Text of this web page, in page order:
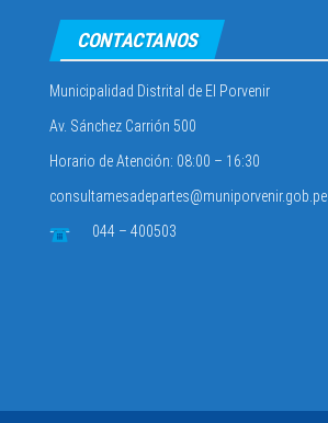
CONTACTANOS
Municipalidad Distrital de El Porvenir
Av. Sánchez Carrión 500
Horario de Atención: 08:00 – 16:30
consultamesadepartes@muniporvenir.gob.pe
044 – 400503